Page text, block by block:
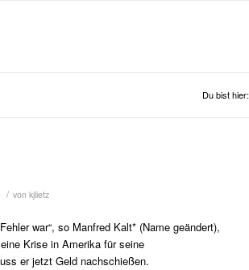
Du bist hier:
/ von kjlietz
war“, so Manfred Kalt* (Name geändert),
Krise in Amerika für seine
er jetzt Geld nachschießen.